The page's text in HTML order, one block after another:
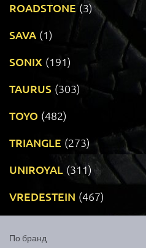
ROADSTONE (3)
SAVA (1)
SONIX (191)
TAURUS (303)
TOYO (482)
TRIANGLE (273)
UNIROYAL (311)
VREDESTEIN (467)
По бранд